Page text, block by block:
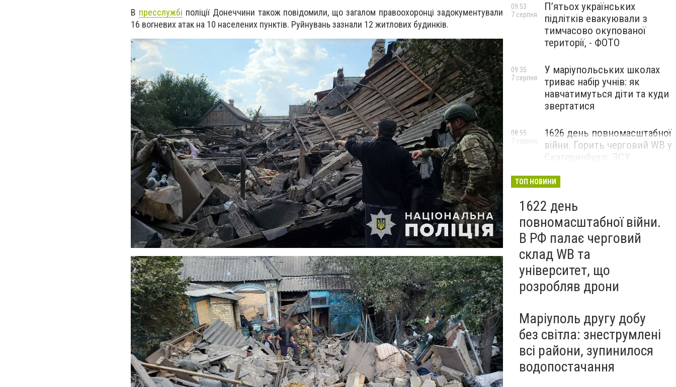
В пресслужбі поліції Донеччини також повідомили, що загалом правоохоронці задокументували
16 вогневих атак на 10 населених пунктів. Руйнувань зазнали 12 житлових будинків.
П’ятьох українських
підлітків евакуювали з
тимчасово окупованої
території, - ФОТО
09:53
7 серпня
У маріупольських школах
триває набір учнів: як
навчатимуться діти та куди
звертатися
09:35
7 серпня
1626 день повномасштабної
війни. Горить черговий WB у
Єкатеринбурзі. ЗСУ
Маріуполі
08:55
7 серпня
ТОП НОВИНИ
1622 день
повномасштабної війни.
В РФ палає черговий
склад WB та
університет, що
розробляв дрони
Маріуполь другу добу
без світла: знеструмлені
всі райони, зупинилося
водопостачання